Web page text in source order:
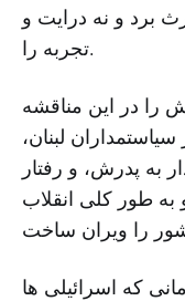
برد و نه درایت و
تجربه را.
را در این مناقشه
لبنان،
به پدرش، و رفتار
به طور کلی انقلاب
زمانی که اسرائیلی ها